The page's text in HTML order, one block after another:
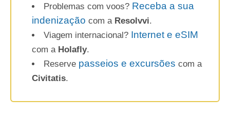
Problemas com voos? Receba a sua
indenização com a Resolvvi.
Viagem internacional? Internet e eSIM
com a Holafly.
Reserve passeios e excursões com a
Civitatis.